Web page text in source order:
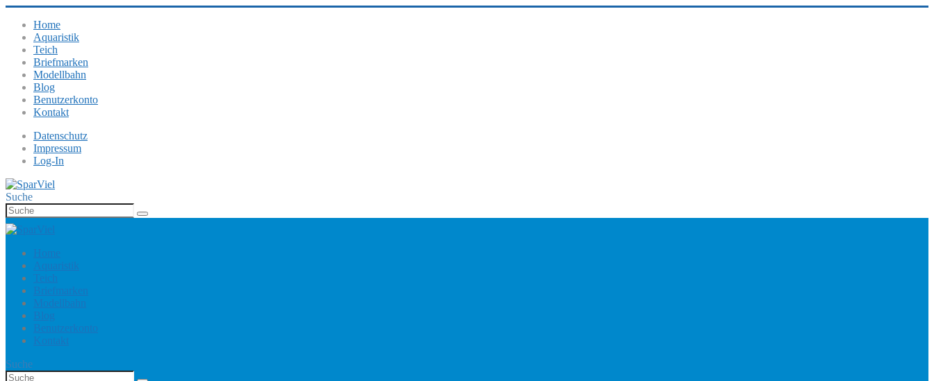
Home
Aquaristik
Teich
Briefmarken
Modellbahn
Blog
Benutzerkonto
Kontakt
Datenschutz
Impressum
Log-In
Suche
Home
Aquaristik
Teich
Briefmarken
Modellbahn
Blog
Benutzerkonto
Kontakt
Suche